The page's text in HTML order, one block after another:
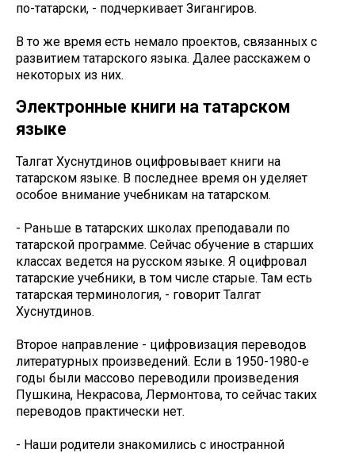
по-татарски, - подчеркивает Зигангиров.
В то же время есть немало проектов, связанных с
развитием татарского языка. Далее расскажем о
некоторых из них.
Электронные книги на татарском
языке
Талгат Хуснутдинов оцифровывает книги на
татарском языке. В последнее время он уделяет
особое внимание учебникам на татарском.
- Раньше в татарских школах преподавали по
татарской программе. Сейчас обучение в старших
классах ведется на русском языке. Я оцифровал
татарские учебники, в том числе старые. Там есть
татарская терминология, - говорит Талгат
Хуснутдинов.
Второе направление - цифровизация переводов
литературных произведений. Если в 1950-1980-е
годы были массово переводили произведения
Пушкина, Некрасова, Лермонтова, то сейчас таких
переводов практически нет.
- Наши родители знакомились с иностранной